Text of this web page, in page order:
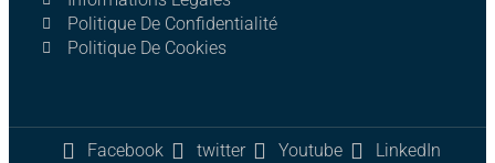
Politique De Confidentialité
Politique De Cookies
Facebook twitter Youtube
LinkedIn